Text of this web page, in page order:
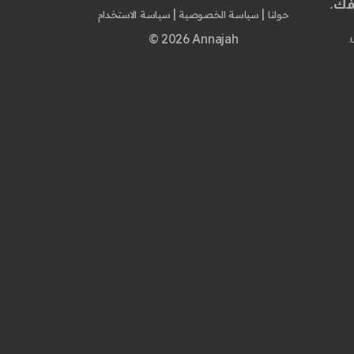
حولنا | سياسة الخصوصية | سياسة الاستخدام
© 2026 Annajah